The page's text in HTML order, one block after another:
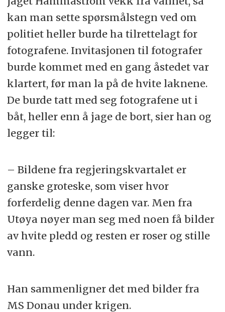
kan man sette spørsmålstegn ved om
politiet heller burde ha tilrettelagt for
fotografene. Invitasjonen til fotografer
burde kommet med en gang åstedet var
klartert, før man la på de hvite laknene.
De burde tatt med seg fotografene ut i
båt, heller enn å jage de bort, sier han og
legger til:
– Bildene fra regjeringskvartalet er
ganske groteske, som viser hvor
forferdelig denne dagen var. Men fra
Utøya nøyer man seg med noen få bilder
av hvite pledd og resten er roser og stille
vann.
Han sammenligner det med bilder fra
MS Donau under krigen.